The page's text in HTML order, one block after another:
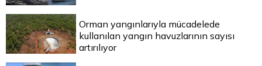
Orman yangınlarıyla mücadelede
kullanılan yangın havuzlarının sayısı
artırılıyor